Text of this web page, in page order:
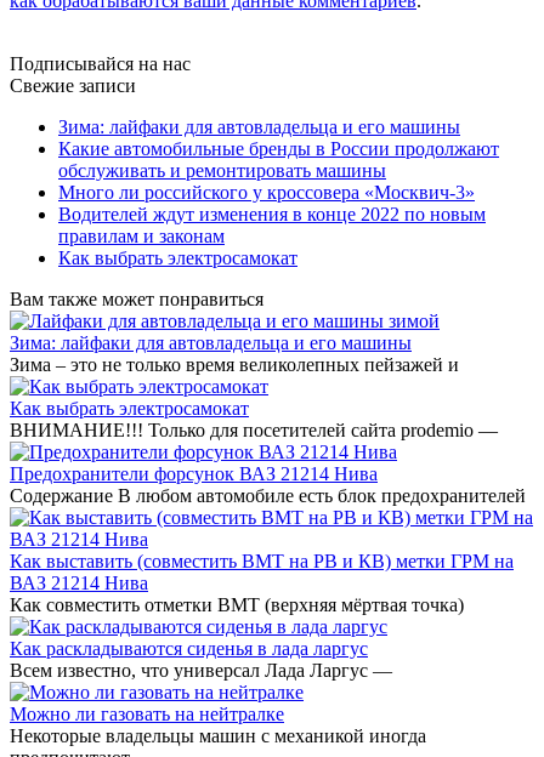
Подписывайся на нас
Свежие записи
Зима: лайфаки для автовладельца и его машины
Какие автомобильные бренды в России продолжают
обслуживать и ремонтировать машины
Много ли российского у кроссовера «Москвич-3»
Водителей ждут изменения в конце 2022 по новым
правилам и законам
Как выбрать электросамокат
Вам также может понравиться
Зима: лайфаки для автовладельца и его машины
Зима – это не только время великолепных пейзажей и
Как выбрать электросамокат
ВНИМАНИЕ!!! Только для посетителей сайта prodemio —
Предохранители форсунок ВАЗ 21214 Нива
Содержание В любом автомобиле есть блок предохранителей
Как выставить (совместить ВМТ на РВ и КВ) метки ГРМ на
ВАЗ 21214 Нива
Как совместить отметки ВМТ (верхняя мёртвая точка)
Как раскладываются сиденья в лада ларгус
Всем известно, что универсал Лада Ларгус —
Можно ли газовать на нейтралке
Некоторые владельцы машин с механикой иногда